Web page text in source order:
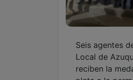
Seis agentes
Local de
reciben la